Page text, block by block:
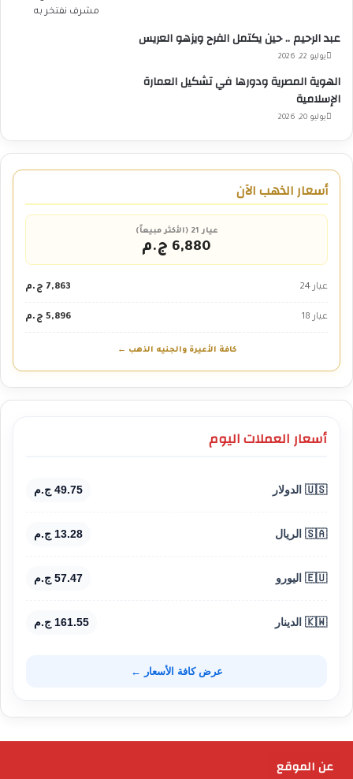
عبد الرحيم .. حين يكتمل الفرح ويزهو العريس
يوليو 22, 2026
الهوية المصرية ودورها في تشكيل العمارة
الإسلامية
يوليو 20, 2026
أسعار الذهب الآن
عيار 21 (الأكثر مبيعاً)
6,880 ج.م
عيار 24 7,863 ج.م
عيار 18 5,896 ج.م
كافة الأعيرة والجنيه الذهب ←
أسعار العملات اليوم
🇺🇸 الدولار 49.75 ج.م
🇸🇦 الريال 13.28 ج.م
🇪🇺 اليورو 57.47 ج.م
🇰🇼 الدينار 161.55 ج.م
عرض كافة الأسعار ←
عن الموقع